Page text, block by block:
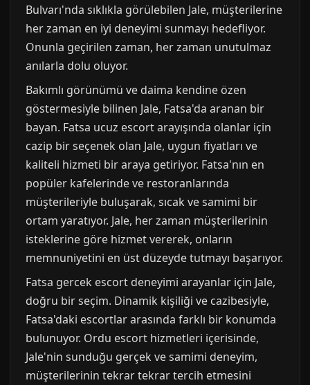
Bulvarı'nda sıklıkla görülebilen Jale, müşterilerine
her zaman en iyi deneyimi sunmayı hedefliyor.
Onunla geçirilen zaman, her zaman unutulmaz
anılarla dolu oluyor.
Bakımlı görünümü ve daima kendine özen
göstermesiyle bilinen Jale, Fatsa'da aranan bir
bayan. Fatsa ucuz escort arayışında olanlar için
cazip bir seçenek olan Jale, uygun fiyatları ve
kaliteli hizmeti bir araya getiriyor. Fatsa'nın en
popüler kafelerinde ve restoranlarında
müşterileriyle buluşarak, sıcak ve samimi bir
ortam yaratıyor. Jale, her zaman müşterilerinin
isteklerine göre hizmet vererek, onların
memnuniyetini en üst düzeyde tutmayı başarıyor.
Fatsa gercek escort deneyimi arayanlar için Jale,
doğru bir seçim. Dinamik kişiliği ve cazibesiyle,
Fatsa'daki escortlar arasında farklı bir konumda
bulunuyor. Ordu escort hizmetleri içerisinde,
Jale'nin sunduğu gerçek ve samimi deneyim,
müşterilerinin tekrar tekrar tercih etmesini